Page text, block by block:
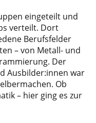
eingeteilt und
verteilt. Dort
Berufsfelder
– von Metall- und
Der
Ausbilder:innen war
Ob
– hier ging es zur